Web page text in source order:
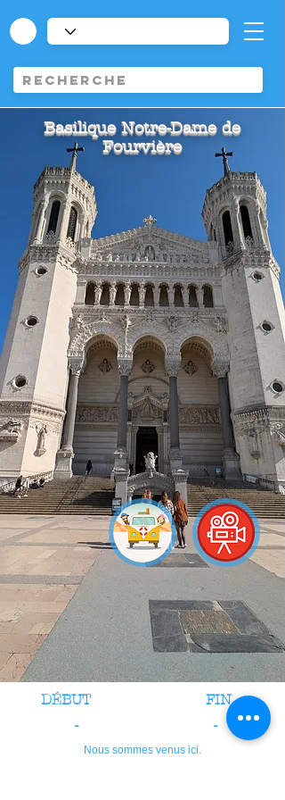
Basilique Notre-Dame de
Fourvière
DÉBUT
-
FIN
-
Nous sommes venus ici.